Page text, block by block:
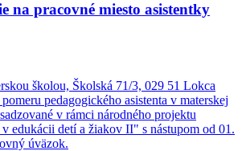
na pracovné miesto asistentky
školou, Školská 71/3, 029 51 Lokca
pedagogického asistenta v materskej
v rámci národného projektu
edukácii detí a žiakov II" s nástupom od 01.
úväzok.